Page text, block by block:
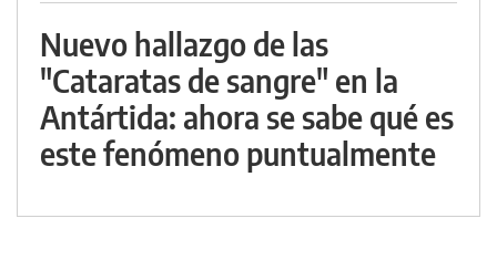
Nuevo hallazgo de las
"Cataratas de sangre" en la
Antártida: ahora se sabe qué es
este fenómeno puntualmente